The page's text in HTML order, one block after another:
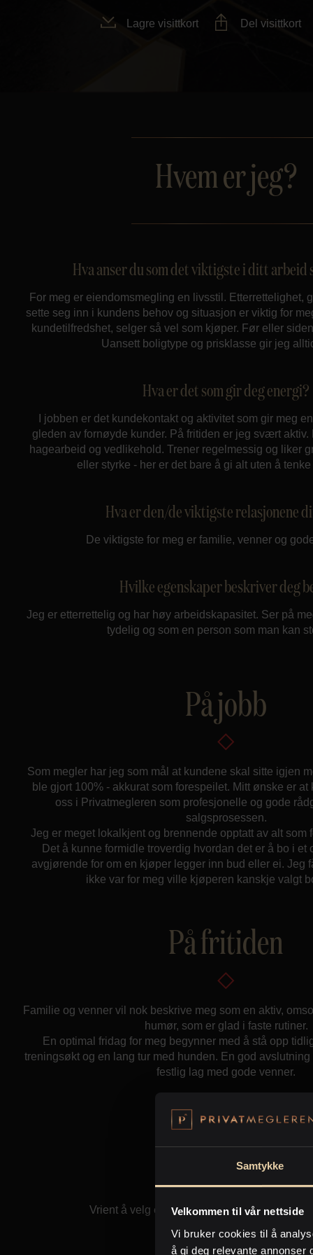
Samtykke
Velkommen til vår nettside
Vi bruker cookies til å
å gi deg relevante annonser
Lagre visittkort Del visittkort
Hvem er jeg?
Hva anser du som det viktigste i ditt arbeid
For meg er eiendomsmegling en livsstil. Etterrettelighet,
sette seg inn i kundens behov og situasjon er viktig for
kundetilfredshet, selger så vel som kjøper. Før eller
Uansett boligtype og prisklasse gir jeg
Hva er det som gir deg energi?
I jobben er det kundekontakt og aktivitet som gir meg
gleden av fornøyde kunder. På fritiden er jeg svært
hagearbeid og vedlikehold. Trener regelmessig og liker
eller styrke - her er det bare å gi alt uten å tenke
Hva er den/de viktigste relasjonene
De viktigste for meg er familie, venner og
Hvilke egenskaper beskriver deg
Jeg er etterrettelig og har høy arbeidskapasitet. Ser på
tydelig og som en person som man kan
På jobb
Som megler har jeg som mål at kundene skal sitte igjen
ble gjort 100% - akkurat som forespeilet. Mitt ønske er
oss i Privatmegleren som profesjonelle og gode
salgsprosessen.
Jeg er meget lokalkjent og brennende opptatt av alt som
Det å kunne formidle troverdig hvordan det er å bo i et
avgjørende for om en kjøper legger inn bud eller ei. Jeg
ikke var for meg ville kjøperen kanskje valgt
På fritiden
Familie og venner vil nok beskrive meg som en aktiv,
humør, som er glad i faste rutiner.
En optimal fridag for meg begynner med å stå opp
treningsøkt og en lang tur med hunden. En god
festlig lag med gode venner.
Q&A
Vinter eller sommer?
Vrient å velg en av årstidene. Alle årstider har
Hus eller leilighet?